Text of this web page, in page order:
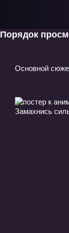
Порядок
Основной